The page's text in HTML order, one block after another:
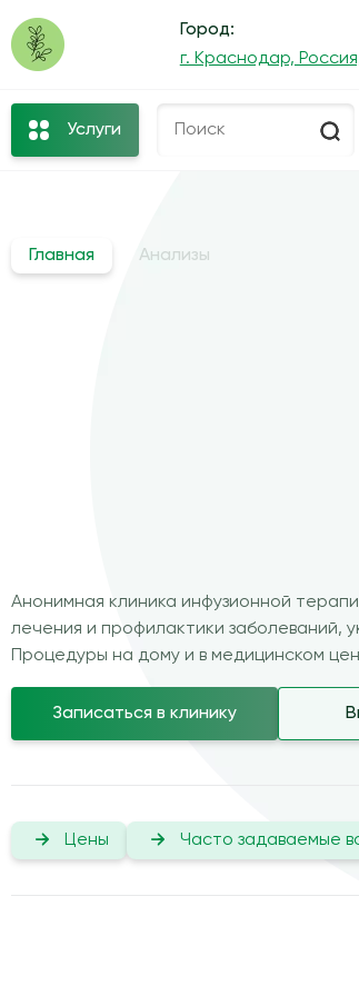
Город:
г. Краснодар,
Услуги
Главная Анализы
Анонимная клиника инфузионной
лечения и профилактики заболеваний,
Процедуры на дому и в медицинском
Записаться в клинику
Цены Часто задаваемые